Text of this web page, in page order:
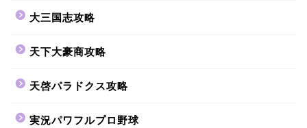
大三国志攻略
天下大豪商攻略
天啓パラドクス攻略
実況パワフルプロ野球